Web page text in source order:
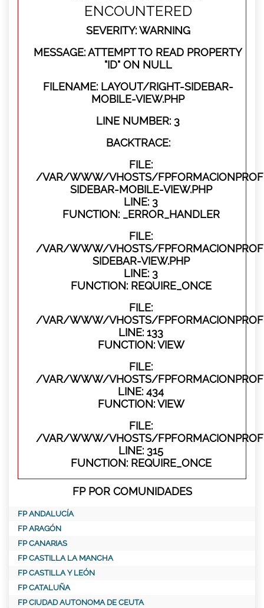
ENCOUNTERED
SEVERITY: WARNING
MESSAGE: ATTEMPT TO READ PROPERTY
"ID" ON NULL
FILENAME: LAYOUT/RIGHT-SIDEBAR-
MOBILE-VIEW.PHP
LINE NUMBER: 3
BACKTRACE:
FILE:
/VAR/WWW/VHOSTS/
SIDEBAR-MOBILE-VIEW.PHP
LINE: 3
FUNCTION: _ERROR_HANDLER
FILE:
/VAR/WWW/VHOSTS/
SIDEBAR-VIEW.PHP
LINE: 3
FUNCTION: REQUIRE_ONCE
FILE:
/VAR/WWW/VHOSTS/
LINE: 133
FUNCTION: VIEW
FILE:
/VAR/WWW/VHOSTS/
LINE: 434
FUNCTION: VIEW
FILE:
/VAR/WWW/VHOSTS/
LINE: 315
FUNCTION: REQUIRE_ONCE
FP POR COMUNIDADES
FP ANDALUCÍA
FP ARAGÓN
FP CANARIAS
FP CASTILLA LA MANCHA
FP CASTILLA Y LEÓN
FP CATALUÑA
FP CIUDAD AUTONOMA DE CEUTA